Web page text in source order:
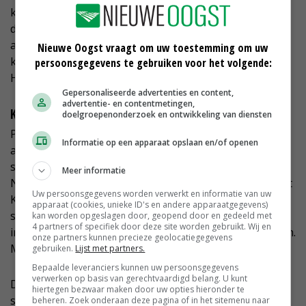
kampioen als de reservekampioen van de
dressuurpaarden, die niet voor de veiling waren
aangeboden, heeft betaald. Ook de als vijfde in deze
kampioenskeuring eindigende Knock-Out is door
Helgstrand aangekocht.
Klantgericht denken
Prestatie verankerd in de genen zowel aan vaders- als
aan moederszijde lijkt nog meer dan in het verleden de
selectiekoers van het KWPN te zijn geworden.
Noodzakelijk, omdat de vooraanstaande positie die het
KWPN vele jaren innam, wordt bedreigd. In het
springen door zowel het Belgische SBS als het BWP en
in de dressuur door Hannover, Oldenburg en de Denen.
Maar er is nog iets: klantgericht denken.
De voorzitter van de hengstenkeuringscommissie
springen Cor Loeffen verwoordde het als volgt: 'We
Nieuwe Oogst vraagt om uw toestemming om uw
persoonsgegevens te gebruiken voor het volgende:
Gepersonaliseerde advertenties en content,
advertentie- en contentmetingen,
doelgroepenonderzoek en ontwikkeling van diensten
Informatie op een apparaat opslaan en/of openen
Meer informatie
Uw persoonsgegevens worden verwerkt en informatie van uw
apparaat (cookies, unieke ID's en andere apparaatgegevens)
kan worden opgeslagen door, geopend door en gedeeld met
4 partners of specifiek door deze site worden gebruikt. Wij en
onze partners kunnen precieze geolocatiegegevens
gebruiken. Lijst met partners.
Bepaalde leveranciers kunnen uw persoonsgegevens
verwerken op basis van gerechtvaardigd belang. U kunt
hiertegen bezwaar maken door uw opties hieronder te
beheren. Zoek onderaan deze pagina of in het sitemenu naar